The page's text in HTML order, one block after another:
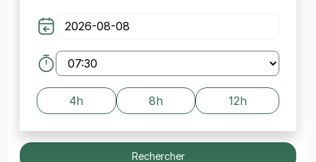
4h 8h 12h
Rechercher